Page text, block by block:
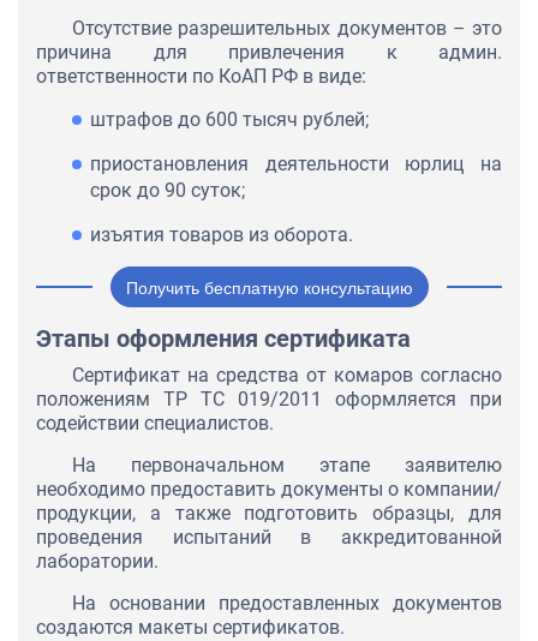
Отсутствие разрешительных документов – это
причина для привлечения к админ.
ответственности по КоАП РФ в виде:
штрафов до 600 тысяч рублей;
приостановления деятельности юрлиц на
срок до 90 суток;
изъятия товаров из оборота.
Получить бесплатную консультацию
Этапы оформления сертификата
Сертификат на средства от комаров согласно
положениям ТР ТС 019/2011 оформляется при
содействии специалистов.
На первоначальном этапе заявителю
необходимо предоставить документы о компании/
продукции, а также подготовить образцы, для
проведения испытаний в аккредитованной
лаборатории.
На основании предоставленных документов
создаются макеты сертификатов.